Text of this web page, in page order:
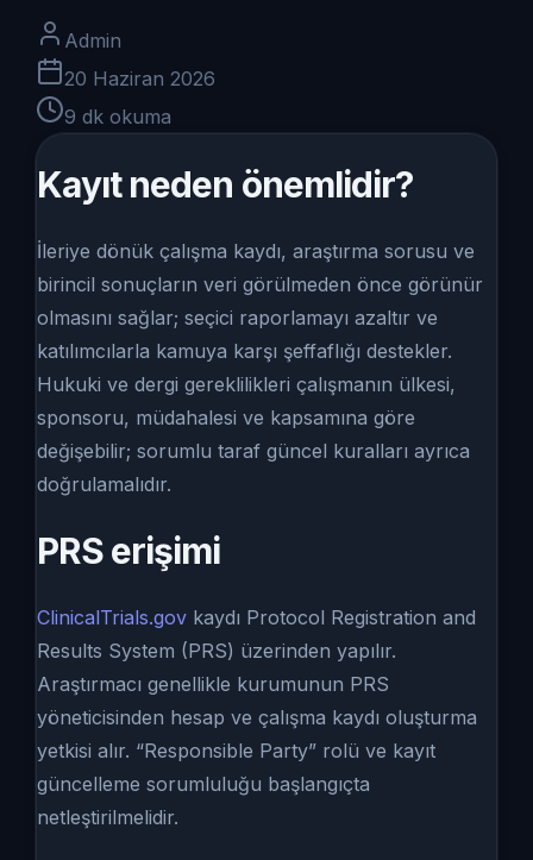
Admin
20 Haziran 2026
9 dk okuma
Kayıt neden önemlidir?
İleriye dönük çalışma kaydı, araştırma sorusu ve
birincil sonuçların veri görülmeden önce görünür
olmasını sağlar; seçici raporlamayı azaltır ve
katılımcılarla kamuya karşı şeffaflığı destekler.
Hukuki ve dergi gereklilikleri çalışmanın ülkesi,
sponsoru, müdahalesi ve kapsamına göre
değişebilir; sorumlu taraf güncel kuralları ayrıca
doğrulamalıdır.
PRS erişimi
ClinicalTrials.gov kaydı Protocol Registration and
Results System (PRS) üzerinden yapılır.
Araştırmacı genellikle kurumunun PRS
yöneticisinden hesap ve çalışma kaydı oluşturma
yetkisi alır. “Responsible Party” rolü ve kayıt
güncelleme sorumluluğu başlangıçta
netleştirilmelidir.